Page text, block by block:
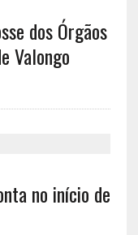
dos Órgãos
Valongo
no início de